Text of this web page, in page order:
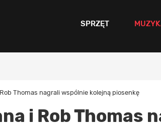
SPRZĘT
Thomas nagrali wspólnie kolejną piosenkę
i Rob Thomas